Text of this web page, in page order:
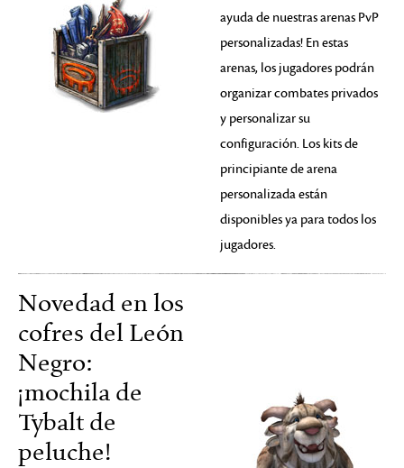
ayuda de nuestras arenas PvP
personalizadas! En estas
arenas, los jugadores podrán
organizar combates privados
y personalizar su
configuración. Los kits de
principiante de arena
personalizada están
disponibles ya para todos los
jugadores.
Novedad en los
cofres del León
Negro:
¡mochila de
Tybalt de
peluche!